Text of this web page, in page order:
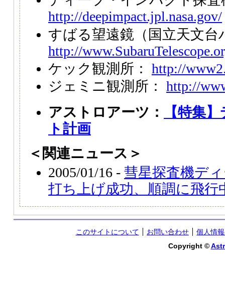
http://deepimpact.jpl.nasa.gov/
すばる望遠鏡（国立天文台
http://
ケック観測所： http://
ジェミニ観測所： http://
アストロアーツ：
【特集
ト計画
＜関連ニュース＞
2005/01/16 - 彗星探査機デ
打ち上げ成功、順調に飛行
このサイトについて お問い合わせ
個人情
Copyright ©